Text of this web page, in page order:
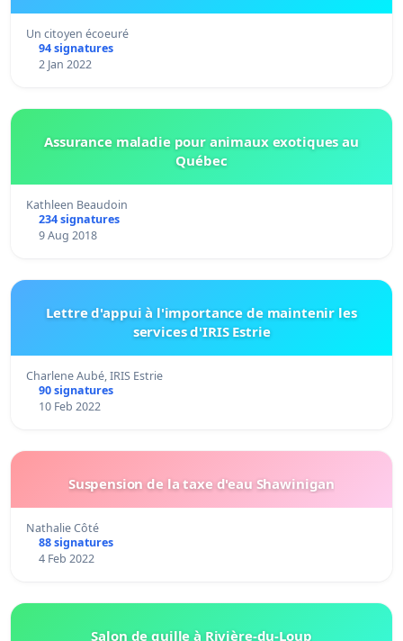
Un citoyen écoeuré
94 signatures
2 Jan 2022
Assurance maladie pour animaux exotiques au
Québec
Kathleen Beaudoin
234 signatures
9 Aug 2018
Lettre d'appui à l'importance de maintenir les
services d'IRIS Estrie
Charlene Aubé, IRIS Estrie
90 signatures
10 Feb 2022
Suspension de la taxe d'eau Shawinigan
Nathalie Côté
88 signatures
4 Feb 2022
Salon de quille à Rivière-du-Loup